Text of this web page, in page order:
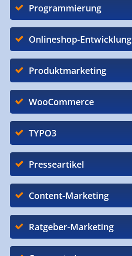
Programmierung
Onlineshop-Entwicklung
Produktmarketing
WooCommerce
TYPO3
Presseartikel
Content-Marketing
Ratgeber-Marketing